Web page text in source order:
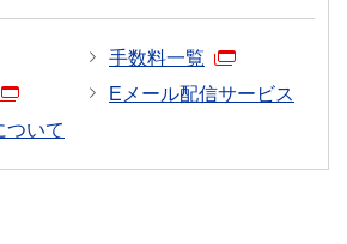
手数料一覧
Eメール配信サービス
ついて